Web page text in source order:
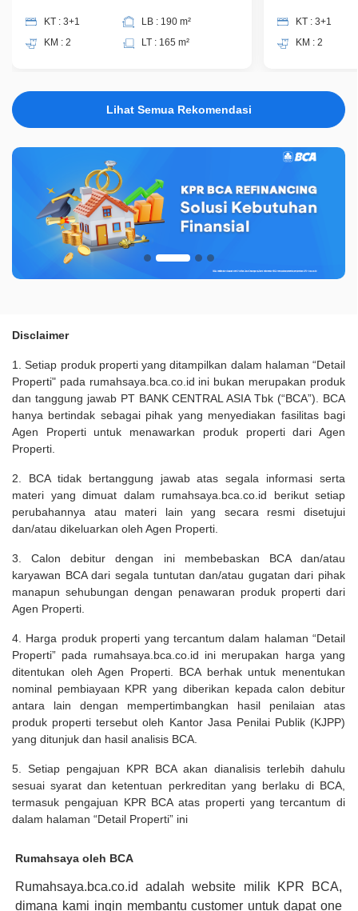
KT : 3+1
KM : 2
LB : 190 m²
LT : 165 m²
KT : 3+1
KM : 2
Lihat Semua Rekomendasi
Disclaimer
1. Setiap produk properti yang ditampilkan dalam halaman “Detail
Properti" pada rumahsaya.bca.co.id ini bukan merupakan produk
dan tanggung jawab PT BANK CENTRAL ASIA Tbk (“BCA”). BCA
hanya bertindak sebagai pihak yang menyediakan fasilitas bagi
Agen Properti untuk menawarkan produk properti dari Agen
Properti.
2. BCA tidak bertanggung jawab atas segala informasi serta
materi yang dimuat dalam rumahsaya.bca.co.id berikut setiap
perubahannya atau materi lain yang secara resmi disetujui
dan/atau dikeluarkan oleh Agen Properti.
3. Calon debitur dengan ini membebaskan BCA dan/atau
karyawan BCA dari segala tuntutan dan/atau gugatan dari pihak
manapun sehubungan dengan penawaran produk properti dari
Agen Properti.
4. Harga produk properti yang tercantum dalam halaman “Detail
Properti” pada rumahsaya.bca.co.id ini merupakan harga yang
ditentukan oleh Agen Properti. BCA berhak untuk menentukan
nominal pembiayaan KPR yang diberikan kepada calon debitur
antara lain dengan mempertimbangkan hasil penilaian atas
produk properti tersebut oleh Kantor Jasa Penilai Publik (KJPP)
yang ditunjuk dan hasil analisis BCA.
5. Setiap pengajuan KPR BCA akan dianalisis terlebih dahulu
sesuai syarat dan ketentuan perkreditan yang berlaku di BCA,
termasuk pengajuan KPR BCA atas properti yang tercantum di
dalam halaman “Detail Properti” ini
Rumahsaya oleh BCA
Rumahsaya.bca.co.id adalah website milik KPR BCA,
dimana kami ingin membantu customer untuk dapat one